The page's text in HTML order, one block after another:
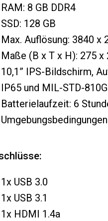
RAM: 8 GB DDR4
SSD: 128 GB
Max. Auflösung: 3840 x
Maße (B x T x H): 275 x
10,1” IPS-Bildschirm,
IP65 und MIL-STD-
Batterielaufzeit: 6
1x USB 3.0
1x USB 3.1
1x HDMI 1.4a